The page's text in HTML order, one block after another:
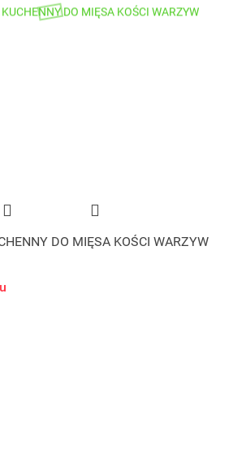
DO MIĘSA KOŚCI WARZYW